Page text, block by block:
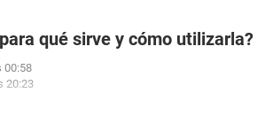
qué sirve y cómo utilizarla?
00:58
20:23